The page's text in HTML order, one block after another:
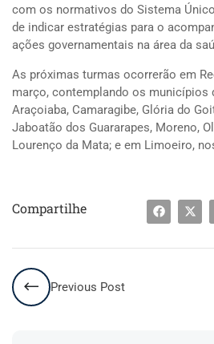
com os normativos do Sistema
de indicar estratégias para o
ações governamentais na área da
As próximas turmas ocorrerão em
março, contemplando os municípios
Araçoiaba, Camaragibe, Glória do
Jaboatão dos Guararapes, Moreno,
Lourenço da Mata; e em Limoeiro,
Compartilhe
Previous Post